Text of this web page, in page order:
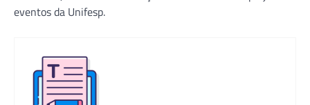
eventos da Unifesp.